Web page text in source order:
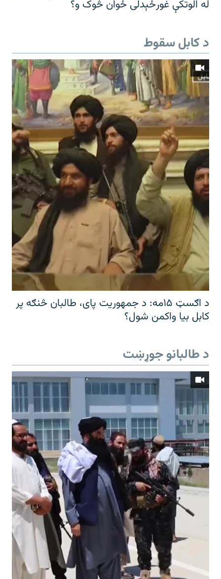
له الوتکې غورځېدلی ځوان څوک و؟
د کابل سقوط
د اګسټ ۱۵مه: د جمهوریت پای، طالبان څنګه پر
کابل بیا واکمن شول؟
د طالبانو جوړښت